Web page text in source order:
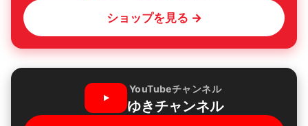
ショップを見る →
YouTubeチャンネル
ゆきチャンネル